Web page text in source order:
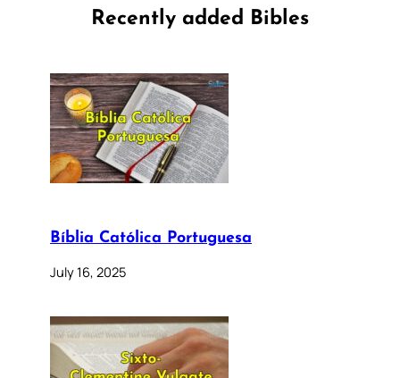
Recently added Bibles
Bíblia Católica Portuguesa
July 16, 2025